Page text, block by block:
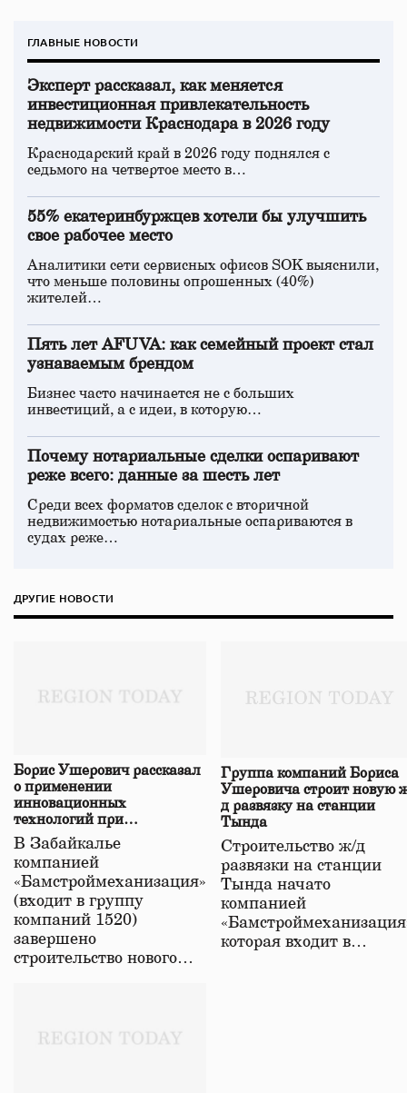
ГЛАВНЫЕ НОВОСТИ
Эксперт рассказал, как меняется
инвестиционная привлекательность
недвижимости Краснодара в 2026 году
Краснодарский край в 2026 году поднялся с
седьмого на четвертое место в…
55% екатеринбуржцев хотели бы улучшить
свое рабочее место
Аналитики сети сервисных офисов SOK выяснили,
что меньше половины опрошенных (40%)
жителей…
Пять лет AFUVA: как семейный проект стал
узнаваемым брендом
Бизнес часто начинается не с больших
инвестиций, а с идеи, в которую…
Почему нотариальные сделки оспаривают
реже всего: данные за шесть лет
Среди всех форматов сделок с вторичной
недвижимостью нотариальные оспариваются в
судах реже…
ДРУГИЕ НОВОСТИ
Борис Ушерович рассказал
о применении
инновационных
технологий при
строительстве нового моста
в Забайкалье
В Забайкалье
компанией
«Бамстроймеханизация»
(входит в группу
компаний 1520)
завершено
строительство нового…
Группа компаний Бориса
Ушеровича строит новую
д развязку на станции
Тында
Строительство ж/д
развязки на станции
Тында начато
компанией
которая входит в…